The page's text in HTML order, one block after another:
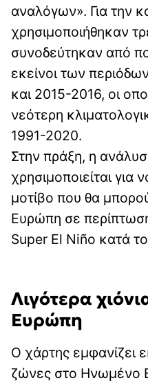
αναλόγων». Για την
χρησιμοποιήθηκαν
συνοδεύτηκαν από
εκείνοι των
και 2015-2016, οι
νεότερη
1991-2020.
Στην πράξη, η
χρησιμοποιείται για
μοτίβο που θα
Ευρώπη σε
Super El Niño κατά
Λιγότερα
Ευρώπη
Ο χάρτης εμφανίζει
ζώνες στο Ηνωμένο